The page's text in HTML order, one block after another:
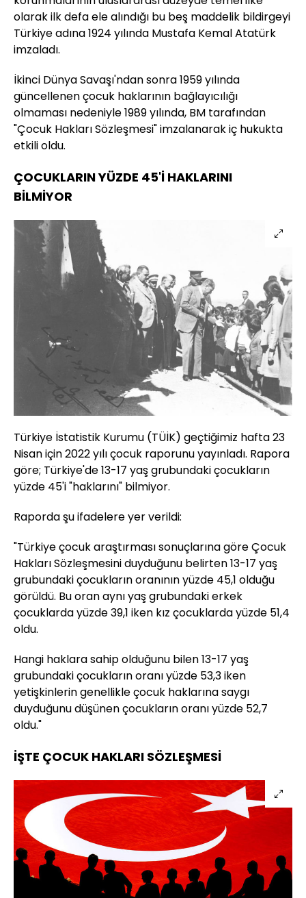
olarak ilk defa ele alındığı bu beş maddelik bildirgeyi
Türkiye adına 1924 yılında Mustafa Kemal Atatürk
imzaladı.
İkinci Dünya Savaşı'ndan sonra 1959 yılında
güncellenen çocuk haklarının bağlayıcılığı
olmaması nedeniyle 1989 yılında, BM tarafından
"Çocuk Hakları Sözleşmesi" imzalanarak iç hukukta
etkili oldu.
ÇOCUKLARIN YÜZDE 45'İ HAKLARINI
BİLMİYOR
Türkiye İstatistik Kurumu (TÜİK) geçtiğimiz hafta 23
Nisan için 2022 yılı çocuk raporunu yayınladı. Rapora
göre; Türkiye'de 13-17 yaş grubundaki çocukların
yüzde 45'i "haklarını" bilmiyor.
Raporda şu ifadelere yer verildi:
"Türkiye çocuk araştırması sonuçlarına göre Çocuk
Hakları Sözleşmesini duyduğunu belirten 13-17 yaş
grubundaki çocukların oranının yüzde 45,1 olduğu
görüldü. Bu oran aynı yaş grubundaki erkek
çocuklarda yüzde 39,1 iken kız çocuklarda yüzde 51,4
oldu.
Hangi haklara sahip olduğunu bilen 13-17 yaş
grubundaki çocukların oranı yüzde 53,3 iken
yetişkinlerin genellikle çocuk haklarına saygı
duyduğunu düşünen çocukların oranı yüzde 52,7
oldu."
İŞTE ÇOCUK HAKLARI SÖZLEŞMESİ